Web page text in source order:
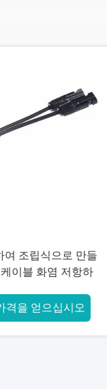
에 의하여 넣
여 조립식으
리했습니다
으십시오